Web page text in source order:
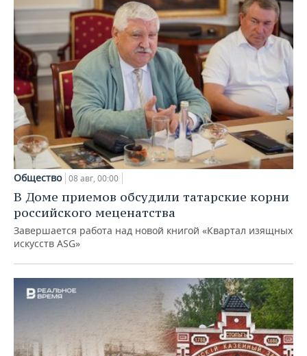
Общество 08 авг, 00:00
В Доме приемов обсудили татарские корни
российского меценатства
Завершается работа над новой книгой «Квартал изящных
искусств ASG»